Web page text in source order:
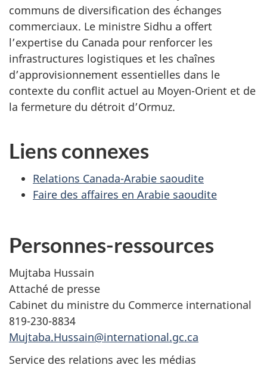
communs de diversification des échanges
commerciaux. Le ministre Sidhu a offert
l’expertise du Canada pour renforcer les
infrastructures logistiques et les chaînes
d’approvisionnement essentielles dans le
contexte du conflit actuel au Moyen-Orient et de
la fermeture du détroit d’Ormuz.
Liens connexes
Relations Canada-Arabie saoudite
Faire des affaires en Arabie saoudite
Personnes-ressources
Mujtaba Hussain
Attaché de presse
Cabinet du ministre du Commerce international
819-230-8834
Mujtaba.Hussain@international.gc.ca
Service des relations avec les médias